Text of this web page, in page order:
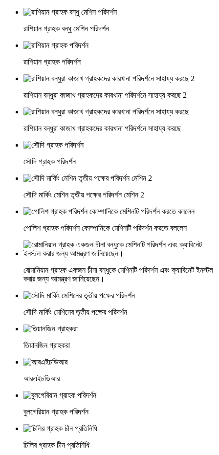
রাশিয়ান গ্রাহক বন্ধু মেশিন পরিদর্শন
রাশিয়ান গ্রাহক পরিদর্শন
রাশিয়ান বন্ধুরা কাজাখ গ্রাহকদের কারখানা পরিদর্শনে সাহায্য করছে 2
রাশিয়ান বন্ধুরা কাজাখ গ্রাহকদের কারখানা পরিদর্শনে সাহায্য করছে
সৌদি গ্রাহক পরিদর্শন
সৌদি মার্কিং মেশিন তৃতীয় পক্ষের পরিদর্শন মেশিন 2
পোলিশ গ্রাহক পরিদর্শন কোম্পানিকে মেশিনটি পরিদর্শন করতে বললেন
রোমানিয়ান গ্রাহক একজন চীনা বন্ধুকে মেশিনটি পরিদর্শন এবং ক্যাবিনেট ইনস্টল
করার জন্য আমন্ত্রণ জানিয়েছেন।
সৌদি মার্কিং মেশিনের তৃতীয় পক্ষের পরিদর্শন
তিয়ানজিন গ্রাহকরা
আরএইচডিআর
বুলগেরিয়ান গ্রাহক পরিদর্শন
চিলির গ্রাহক চীন প্রতিনিধি